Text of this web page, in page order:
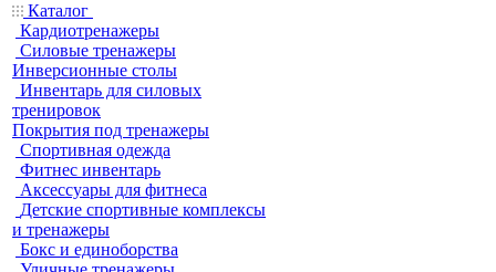
Каталог
Кардиотренажеры
Силовые тренажеры
Инверсионные столы
Инвентарь для силовых
тренировок
Покрытия под тренажеры
Спортивная одежда
Фитнес инвентарь
Аксессуары для фитнеса
Детские спортивные комплексы
и тренажеры
Бокс и единоборства